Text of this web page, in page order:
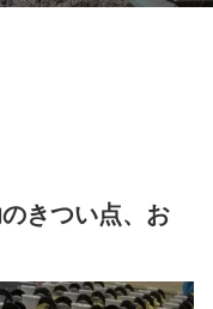
きつい点、お